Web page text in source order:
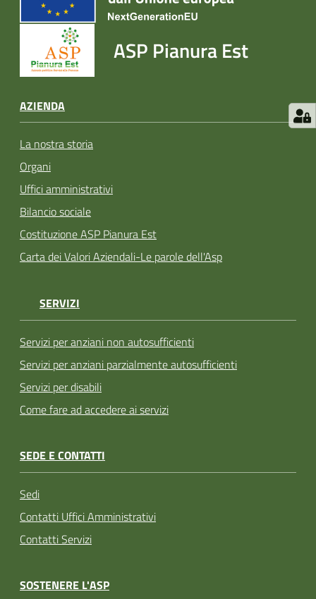
ASP Pianura Est
AZIENDA
La nostra storia
Organi
Uffici amministrativi
Bilancio sociale
Costituzione ASP Pianura Est
Carta dei Valori Aziendali-Le parole dell'Asp
SERVIZI
Servizi per anziani non autosufficienti
Servizi per anziani parzialmente autosufficienti
Servizi per disabili
Come fare ad accedere ai servizi
SEDE E CONTATTI
Sedi
Contatti Uffici Amministrativi
Contatti Servizi
SOSTENERE L'ASP